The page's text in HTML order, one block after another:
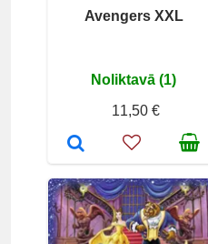
Avengers XXL
Noliktavā (1)
11,50 €